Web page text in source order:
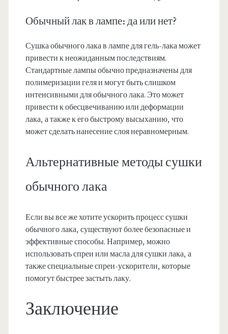
Обычный лак в лампе: да или нет?
Сушка обычного лака в лампе для гель-лака может
привести к неожиданным последствиям.
Стандартные лампы обычно предназначены для
полимеризации геля и могут быть слишком
интенсивными для обычного лака. Это может
привести к обесцвечиванию или деформации
лака, а также к его быстрому высыханию, что
может сделать нанесение слоя неравномерным.
Альтернативные методы сушки
обычного лака
Если вы все же хотите ускорить процесс сушки
обычного лака, существуют более безопасные и
эффективные способы. Например, можно
использовать спреи или масла для сушки лака, а
также специальные спреи-ускорители, которые
помогут быстрее застыть лаку.
Заключение